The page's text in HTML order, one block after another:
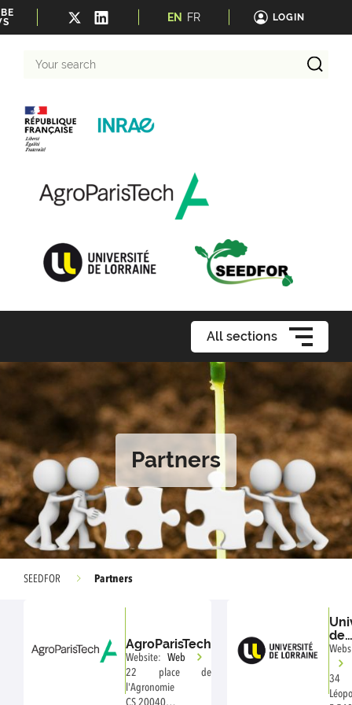
EN FR LOGIN
search
All sections
Partners
SEEDFOR Partners
AgroParisTech
Website:
Web
22 place de
l'Agronomie
CS 20040
de
34